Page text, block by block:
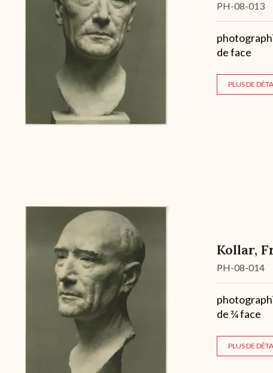
Cote
PH-08-013
Description
de face
PLUS DE
Kollar,
Cote
PH-08-014
Description
de ¾ face
PLUS DE